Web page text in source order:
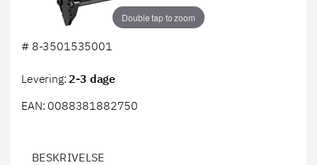
Double tap to zoom
# 8-3501535001
Levering: 2-3 dage
EAN: 0088381882750
BESKRIVELSE